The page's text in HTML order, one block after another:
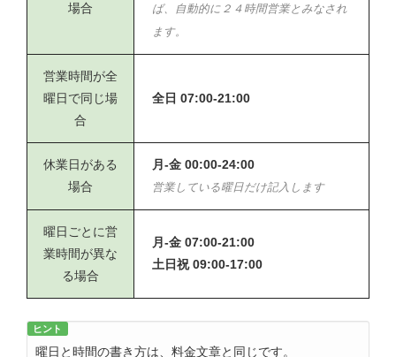
場合
ば、自動的に２４時間営業とみなされ
ます。
営業時間が全
曜日で同じ場
合
全日 07:00-21:00
休業日がある
場合
月-金 00:00-24:00
営業している曜日だけ記入します
曜日ごとに営
業時間が異な
る場合
月-金 07:00-21:00
土日祝 09:00-17:00
ヒント
曜日と時間の書き方は、料金文章と同じです。